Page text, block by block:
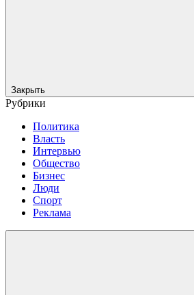
Закрыть
Рубрики
Политика
Власть
Интервью
Общество
Бизнес
Люди
Спорт
Реклама